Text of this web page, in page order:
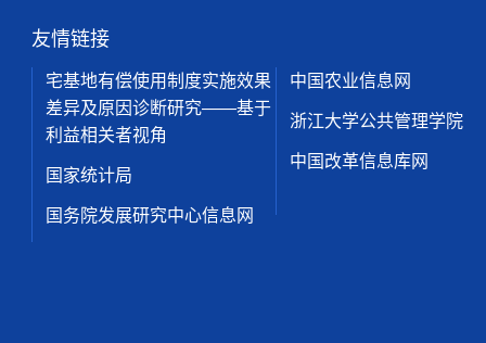
友情链接
宅基地有偿使用制度实施效果
差异及原因诊断研究——基于
利益相关者视角
国家统计局
国务院发展研究中心信息网
中国农业信息网
浙江大学公共管理学院
中国改革信息库网